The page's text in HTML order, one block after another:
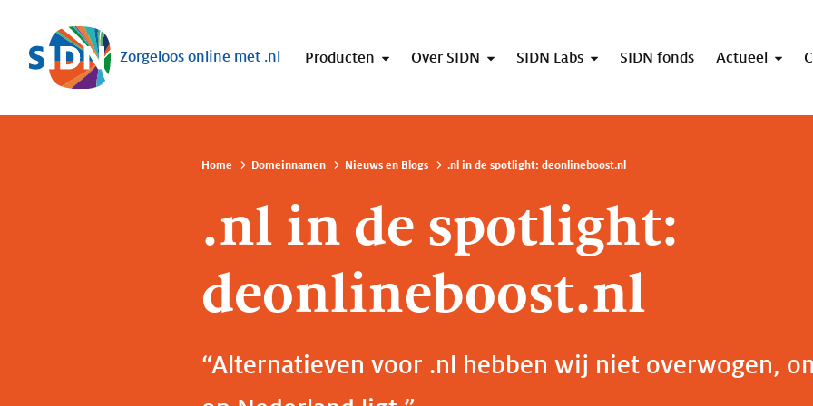
Sla navigatie over
Zorgeloos online met .nl Producten Over SIDN SIDN Labs SIDN fonds Actueel
Home Domeinnamen Nieuws en Blogs .nl in de spotlight: deonlineboost.nl
.nl in de spotlight:
deonlineboost.nl
“Alternatieven voor .nl hebben wij niet overwogen,